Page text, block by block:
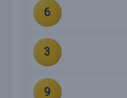
6
3
9